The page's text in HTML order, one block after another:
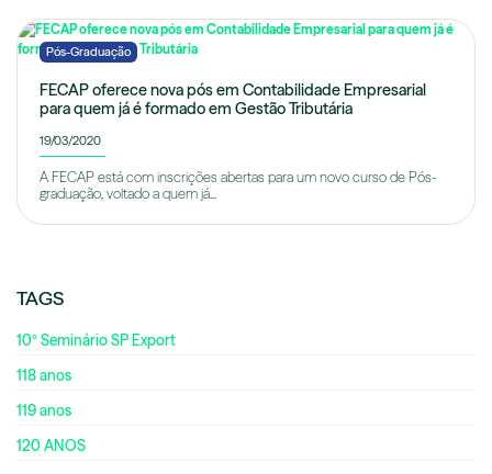
Pós-Graduação
FECAP oferece nova pós em Contabilidade Empresarial
para quem já é formado em Gestão Tributária
19/03/2020
A FECAP está com inscrições abertas para um novo curso de Pós-
graduação, voltado a quem já...
TAGS
10º Seminário SP Export
118 anos
119 anos
120 ANOS